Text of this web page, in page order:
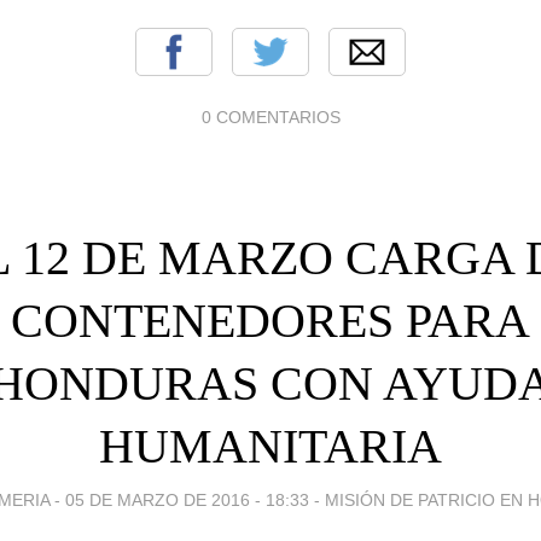
0 COMENTARIOS
12 DE MARZO CARGA
CONTENEDORES PARA
CON
HUMANITARIA
- 05 DE MARZO DE 2016 - 18:33 - MISIÓN DE PATRICIO EN